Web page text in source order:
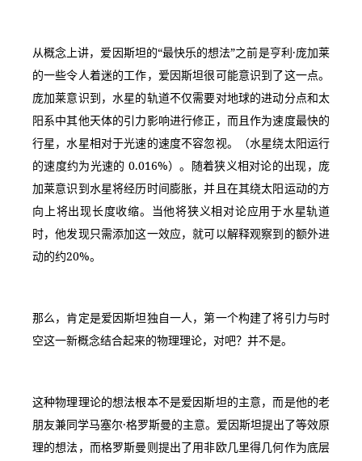
从概念上讲，爱因斯坦的“最快乐的想法”之前是亨利·庞加莱
的一些令人着迷的工作，爱因斯坦很可能意识到了这一点。
庞加莱意识到，水星的轨道不仅需要对地球的进动分点和太
阳系中其他天体的引力影响进行修正，而且作为速度最快的
行星，水星相对于光速的速度不容忽视。（水星绕太阳运行
的速度约为光速的 0.016%）。随着狭义相对论的出现，庞
加莱意识到水星将经历时间膨胀，并且在其绕太阳运动的方
向上将出现长度收缩。当他将狭义相对论应用于水星轨道
时，他发现只需添加这一效应，就可以解释观察到的额外进
动的约20%。
那么，肯定是爱因斯坦独自一人，第一个构建了将引力与时
空这一新概念结合起来的物理理论，对吧？并不是。
这种物理理论的想法根本不是爱因斯坦的主意，而是他的老
朋友兼同学马塞尔·格罗斯曼的主意。爱因斯坦提出了等效原
理的想法，而格罗斯曼则提出了用非欧几里得几何作为底层